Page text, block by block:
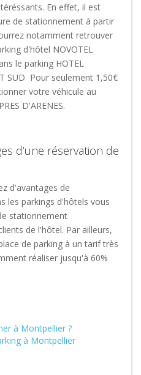
En effet, il est
de stationnement à partir
notamment retrouver
d'hôtel NOVOTEL
le parking HOTEL
SUD Pour seulement 1,50€
votre véhicule au
D'ARENES.
d’une réservation de
d'avantages de
les parkings d'hôtels vous
stationnement
de l'hôtel. Par ailleurs,
de parking à un tarif très
réaliser jusqu'à 60%
à Montpellier ?
à Montpellier